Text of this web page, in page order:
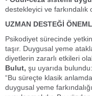
destekleyici ve farkındalık
UZMAN DESTEĞİ
Psikodiyet sürecinde
taşır. Duygusal yeme
diyetlerin zararlı etkileri
Bulut, şu uyarıda bulundu:
“Bu süreçte klasik
duygusal yeme